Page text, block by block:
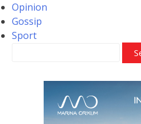
Opinion
Gossip
Sport